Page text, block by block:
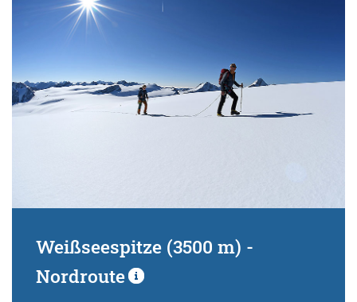
Weißseespitze (3500 m) -
Nordroute